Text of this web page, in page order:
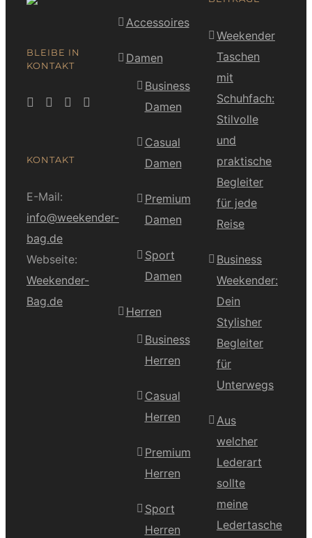
BLEIBE IN
KONTAKT
KONTAKT
E-Mail:
info@weekender-
bag.de
Webseite:
Weekender-
Bag.de
Accessoires
Damen
Business
Damen
Casual
Damen
Premium
Damen
Sport
Damen
Herren
Business
Herren
Casual
Herren
Premium
Herren
Sport
Herren
Weekender
Taschen
mit
Schuhfach:
Stilvolle
und
praktische
Begleiter
für jede
Reise
Business
Weekender:
Dein
Stylisher
Begleiter
für
Unterwegs
Aus
welcher
Lederart
sollte
meine
Ledertasche